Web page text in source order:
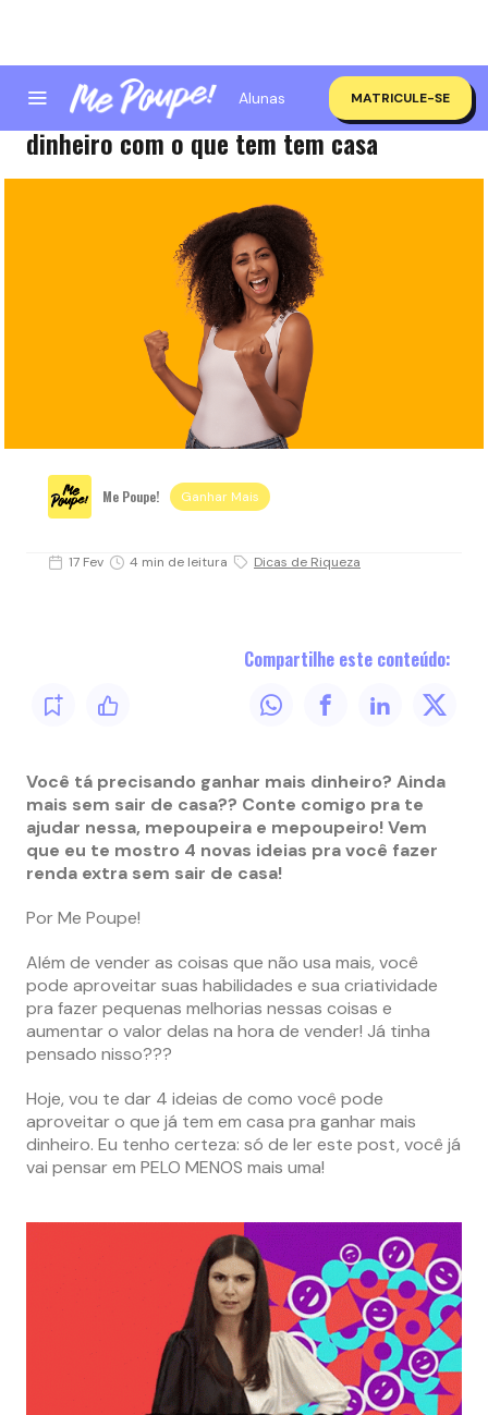
Alunas MATRICULE-SE
4 novas ideias de renda extra pra ganhar
dinheiro com o que tem tem casa
Me Poupe! Ganhar Mais
17 Fev 4 min de leitura Dicas de Riqueza
Compartilhe este conteúdo:
Você tá precisando ganhar mais dinheiro? Ainda
mais sem sair de casa?? Conte comigo pra te
ajudar nessa, mepoupeira e mepoupeiro! Vem
que eu te mostro 4 novas ideias pra você fazer
renda extra sem sair de casa!
Por Me Poupe!
Além de vender as coisas que não usa mais, você
pode aproveitar suas habilidades e sua criatividade
pra fazer pequenas melhorias nessas coisas e
aumentar o valor delas na hora de vender! Já tinha
pensado nisso???
Hoje, vou te dar 4 ideias de como você pode
aproveitar o que já tem em casa pra ganhar mais
dinheiro. Eu tenho certeza: só de ler este post, você já
vai pensar em PELO MENOS mais uma!